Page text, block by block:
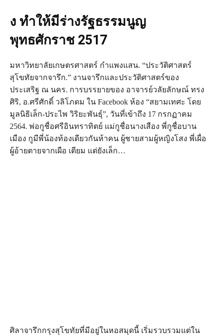
ง ทำให้มีร่างรัฐธรรมนูญ
พุทธศักราช 2517
มหาวิทยาลัยเกษตรศาสตร์ กำแพงแสน. “ประวัติศาสตร์
สุโขทัยจากจารึก.” งานจารึกและประวัติศาสตร์ของ
ประเสริฐ ณ นคร. การบรรยายของ อาจารย์วลัยลักษณ์ ทรง
ศิริ, อ.ศรีศักดิ์ วลิโภดม ใน Facebook ห้อง “สยามเทศะ โดย
มูลนิธิเล็ก-ประไพ วิริยะพันธุ์”, วันที่เข้าถึง 17 กรกฏาคม
2564. พ่อกูชื่อศรีอินทราทิตย์ แม่กูชื่อนางเสือง พี่กูชื่อบาน
เมือง กูมีพี่น้องท้องเดียวกันห้าคน ผู้ชายสามผู้หญิงโสง พี่เผื่อ
ผู้อ้ายตายจากเผือ เตียม แต่ยังเล็ก…
ศิลาจารึกกรุงสุโขทัยที่มีอยู่ในหอสมุดนี้ เริ่มรวบรวมแต่ใน